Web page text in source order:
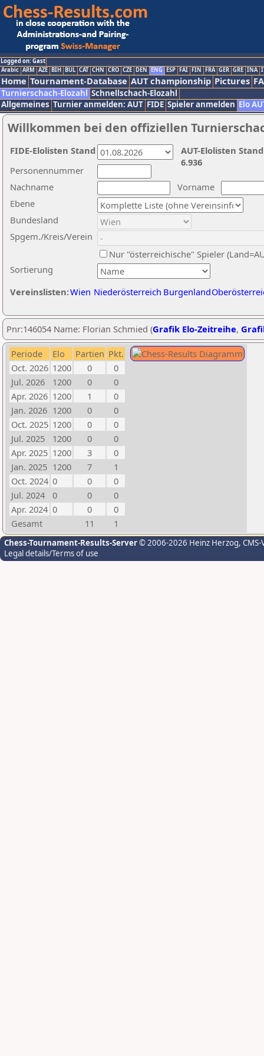
Logged on: Gast
Arabic ARM AZE BIH BUL CAT CHN CRO CZE DEN ENG ESP FAI FIN FRA GER GRE INA
Home Tournament-Database AUT championship Pictures
Turnierschach-Elozahl Schnellschach-Elozahl
Allgemeines Turnier anmelden: AUT FIDE Spieler anmelden Elo
Willkommen bei den offiziellen
Nachname
Vorname
Ebene
Sortierung
Personennummer
Bundesland
Spgem./Kreis/Verein
Nur "österreichische" Spieler
Vereinslisten:Wien Niederösterreich Burgenland
AUT-Elolisten
6.936
FIDE-Elolisten Stand
Pnr:146054 Name: Florian Schmied (Grafik Elo-Zeitreihe,
Periode Elo Partien Pkt.
Oct. 2026 1200 0
0
Jul. 2026
1200 0
0
Apr. 2026 1200 1
0
Jan. 2026 1200 0
0
Oct. 2025 1200 0
0
Jul. 2025
1200 0
0
Apr. 2025 1200 3
0
Jan. 2025 1200 7
1
Oct. 2024 0 0
0
Jul. 2024
0 0
0
Apr. 2024 0 0
0
Gesamt
11 1
Chess-Tournament-Results-Server© 2006-2026 Heinz Herzog,
Legal details/Terms of use